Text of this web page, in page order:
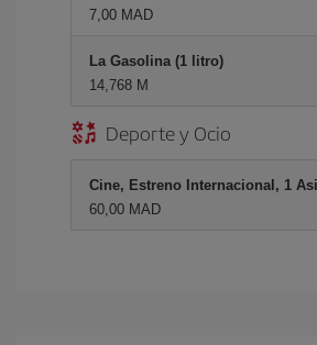
7,00 MAD
La Gasolina (1 litro)
14,768 M
Deporte y Ocio
Cine, Estreno Internacional, 1
60,00 MAD